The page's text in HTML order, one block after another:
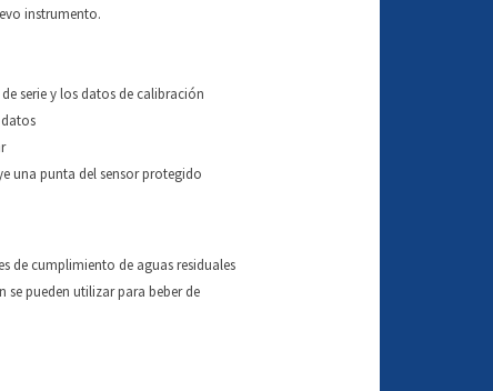
instrumento.
serie y los datos de calibración
una punta del sensor protegido
de cumplimiento de aguas residuales
se pueden utilizar para beber de